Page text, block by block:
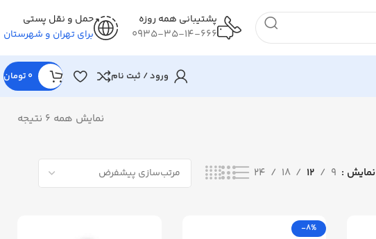
پشتیبانی همه روزه
0935-35-14-666
حمل و نقل پستی
برای تهران و شهرستان
ورود / ثبت نام 0 تومان
نمایش همه 6 نتیجه
نمایش 9
12
18
24
-8%